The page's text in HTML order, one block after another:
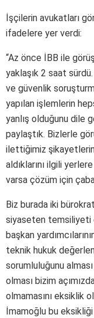
İşçilerin avukatları
ifadelere yer verdi:
“Az önce İBB ile
yaklaşık 2 saat sürdü.
ve güvenlik
yapılan işlemlerin
yanlış olduğunu dile
paylaştık. Bizlerle
ilettiğimiz şikayetlerin
aldıklarını ilgili
varsa çözüm için
Biz burada iki
siyaseten temsiliyeti
başkan
teknik hukuk
sorumluluğunu
olması bizim
olmamasını eksiklik
İmamoğlu bu